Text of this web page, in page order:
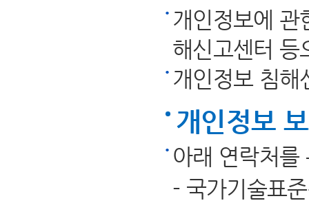
개인정보에 관
해신고센터 등
개인정보 침
개인정보
아래 연락처를
- 국가기술표